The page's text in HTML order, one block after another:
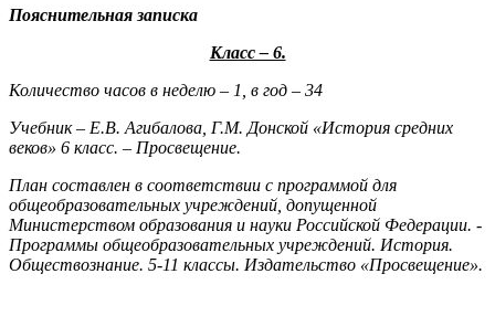
Пояснительная записка
Класс – 6.
Количество часов в неделю – 1, в год – 34
Учебник – Е.В. Агибалова, Г.М. Донской «История средних
веков» 6 класс. – Просвещение.
План составлен в соответствии с программой для
общеобразовательных учреждений, допущенной
Министерством образования и науки Российской Федерации. -
Программы общеобразовательных учреждений. История.
Обществознание. 5-11 классы. Издательство «Просвещение».